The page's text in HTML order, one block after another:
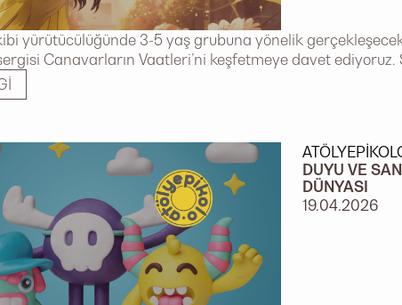
yürütücülüğünde 3-5 yaş grubuna yönelik
Canavarların Vaatleri’ni keşfetmeye davet ediyoruz.
DUYU VE
DÜNYASI
19.04.2026